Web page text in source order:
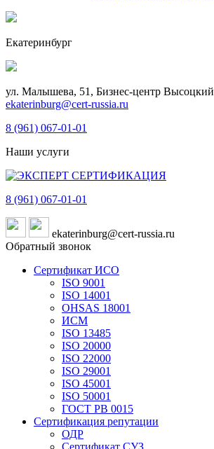
Екатеринбург
ул. Малышева, 51, Бизнес-центр Высоцкий
ekaterinburg@cert-russia.ru
8 (961) 067-01-01
Наши услуги
8 (961) 067-01-01
ekaterinburg@cert-russia.ru
Обратный звонок
Сертификат ИСО
ISO 9001
ISO 14001
OHSAS 18001
ИСМ
ISO 13485
ISO 20000
ISO 22000
ISO 29001
ISO 45001
ISO 50001
ГОСТ РВ 0015
Сертификация репутации
ОДР
Сертификат СУЗ